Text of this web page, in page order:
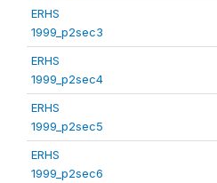
ERHS
1999_p2sec3
ERHS
1999_p2sec4
ERHS
1999_p2sec5
ERHS
1999_p2sec6